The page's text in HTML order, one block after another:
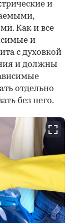
и
Как и все
и
с духовкой
и должны
отдельно
без него.